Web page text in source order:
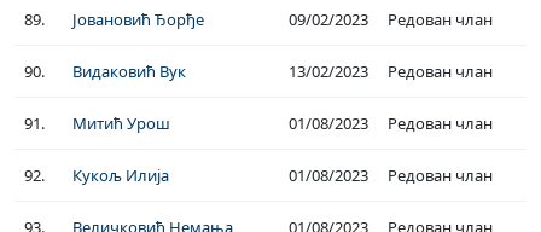
89. Јовановић Ђорђе 09/02/2023 Редован члан
90. Видаковић Вук 13/02/2023 Редован члан
91. Митић Урош 01/08/2023 Редован члан
92. Кукољ Илија 01/08/2023 Редован члан
93. Величковић Немања 01/08/2023 Редован члан